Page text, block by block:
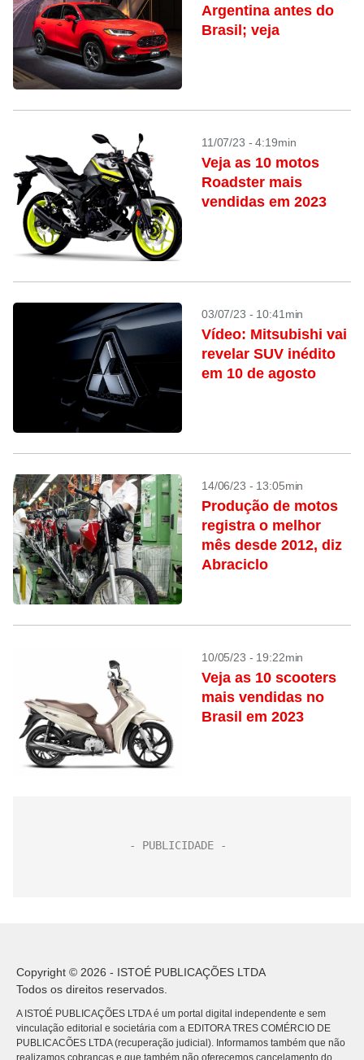
Argentina antes do
Brasil; veja
11/07/23 - 4:19min
Veja as 10 motos
Roadster mais
vendidas em 2023
03/07/23 - 10:41min
Vídeo: Mitsubishi vai
revelar SUV inédito
em 10 de agosto
14/06/23 - 13:05min
Produção de motos
registra o melhor
mês desde 2012, diz
Abraciclo
10/05/23 - 19:22min
Veja as 10 scooters
mais vendidas no
Brasil em 2023
Copyright © 2026 - ISTOÉ PUBLICAÇÕES LTDA
Todos os direitos reservados.
A ISTOÉ PUBLICAÇÕES LTDA é um portal digital independente e sem
vinculação editorial e societária com a EDITORA TRES COMÉRCIO DE
PUBLICACÕES LTDA (recuperação judicial). Informamos também que não
realizamos cobranças e que também não oferecemos cancelamento do